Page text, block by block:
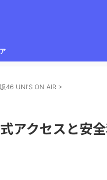
46 UNI'S ON AIR >
アクセスと安